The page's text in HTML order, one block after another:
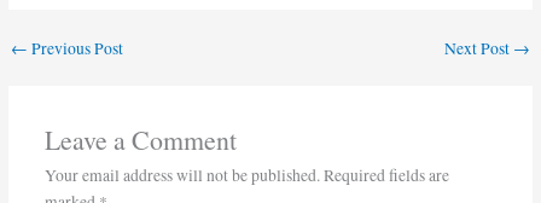
← Previous Post Next Post →
Leave a Comment
Your email address will not be published.Required fields are